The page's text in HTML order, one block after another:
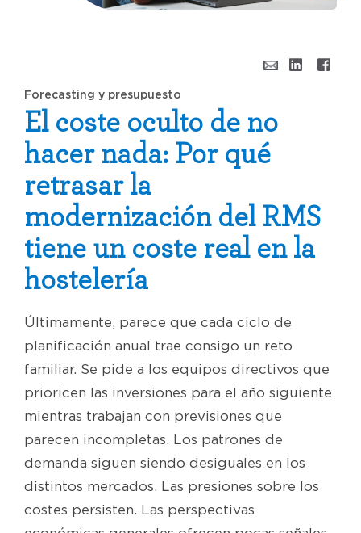
Forecasting y presupuesto
El coste oculto de no
hacer nada: Por qué
retrasar la
modernización del RMS
tiene un coste real en la
hostelería
Últimamente, parece que cada ciclo de
planificación anual trae consigo un reto
familiar. Se pide a los equipos directivos que
prioricen las inversiones para el año siguiente
mientras trabajan con previsiones que
parecen incompletas. Los patrones de
demanda siguen siendo desiguales en los
distintos mercados. Las presiones sobre los
costes persisten. Las perspectivas